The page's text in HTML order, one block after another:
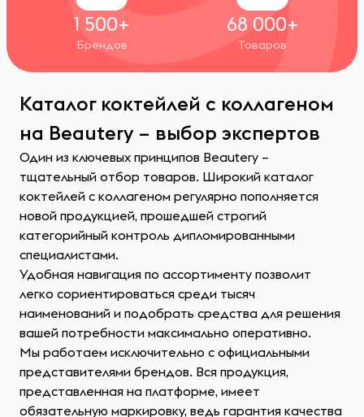
1 500+
Брендов
68 000+
Товаров
Каталог коктейлей с коллагеном
на Beautery – выбор экспертов
Один из ключевых принципов Beautery –
тщательный отбор товаров. Широкий каталог
коктейлей с коллагеном регулярно пополняется
новой продукцией, прошедшей строгий
категорийный контроль дипломированными
специалистами.
Удобная навигация по ассортименту позволит
легко сориентироваться среди тысяч
наименований и подобрать средства для решения
вашей потребности максимально оперативно.
Мы работаем исключительно с официальными
представителями брендов. Вся продукция,
представленная на платформе, имеет
обязательную маркировку, ведь гарантия качества